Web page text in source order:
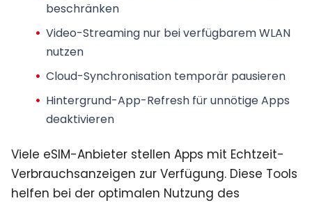
beschränken
Video-Streamingnur bei verfügbarem WLAN
nutzen
Cloud-Synchronisationtemporär pausieren
Hintergrund-App-Refreshfür unnötige Apps
deaktivieren
Viele eSIM-Anbieter stellen Apps mit Echtzeit-
Verbrauchsanzeigen zur Verfügung. Diese Tools
helfen bei der optimalen Nutzung des